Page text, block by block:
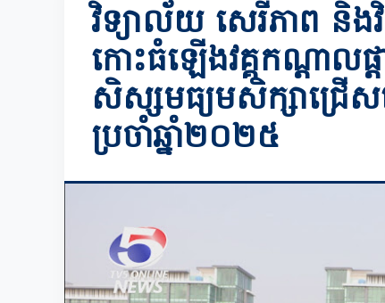
វិទ្យាល័យ សេរីភាព និ
កោះធំឡើងវគ្គកណ្តាលផ្
សិស្សមធ្យមសិក្សាជ្រើ
ប្រចាំឆ្នាំ២០២៥